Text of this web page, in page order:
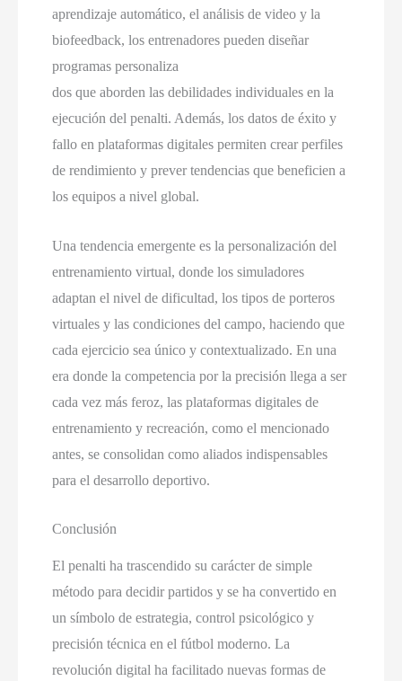
aprendizaje automático, el análisis de video y la
biofeedback, los entrenadores pueden diseñar
programas personaliza
dos que aborden las debilidades individuales en la
ejecución del penalti. Además, los datos de éxito y
fallo en plataformas digitales permiten crear perfiles
de rendimiento y prever tendencias que beneficien a
los equipos a nivel global.
Una tendencia emergente es la personalización del
entrenamiento virtual, donde los simuladores
adaptan el nivel de dificultad, los tipos de porteros
virtuales y las condiciones del campo, haciendo que
cada ejercicio sea único y contextualizado. En una
era donde la competencia por la precisión llega a ser
cada vez más feroz, las plataformas digitales de
entrenamiento y recreación, como el mencionado
antes, se consolidan como aliados indispensables
para el desarrollo deportivo.
Conclusión
El penalti ha trascendido su carácter de simple
método para decidir partidos y se ha convertido en
un símbolo de estrategia, control psicológico y
precisión técnica en el fútbol moderno. La
revolución digital ha facilitado nuevas formas de